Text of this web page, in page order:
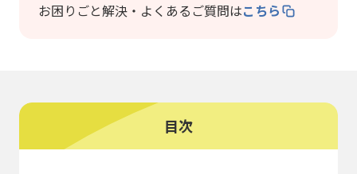
お困りごと解決・よくあるご質問はこちら
目次